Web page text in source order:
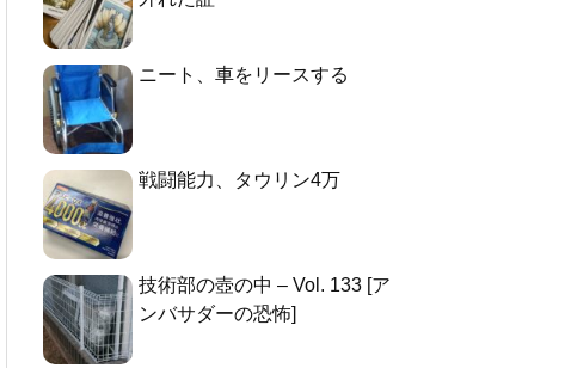
ニート、車をリースする
戦闘能力、タウリン4万
技術部の壺の中 – Vol. 133 [ア
ンバサダーの恐怖]